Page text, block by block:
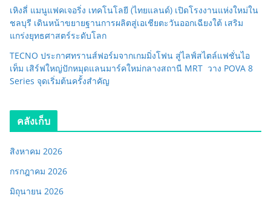
เหิงลี่ แมนูแฟคเจอริ่ง เทคโนโลยี (ไทยแลนด์) เปิดโรงงานแห่งใหม่ใน
ชลบุรี เดินหน้าขยายฐานการผลิตสู่เอเชียตะวันออกเฉียงใต้ เสริม
แกร่งยุทธศาสตร์ระดับโลก
TECNO ประกาศทรานส์ฟอร์มจากเกมมิ่งโฟน สู่ไลฟ์สไตล์แฟชั่นไอ
เท็ม เสิร์ฟใหญ่ปักหมุดแลนมาร์คใหม่กลางสถานี MRT วาง POVA 8
Series จุดเริ่มต้นครั้งสำคัญ
คลังเก็บ
สิงหาคม 2026
กรกฎาคม 2026
มิถุนายน 2026